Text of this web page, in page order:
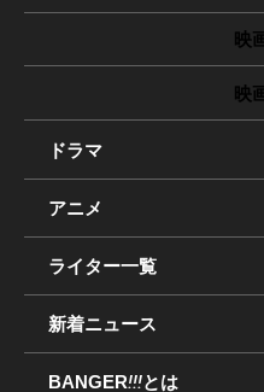
映
映
ドラマ
アニメ
ライター一覧
新着ニュース
BANGER!!!とは